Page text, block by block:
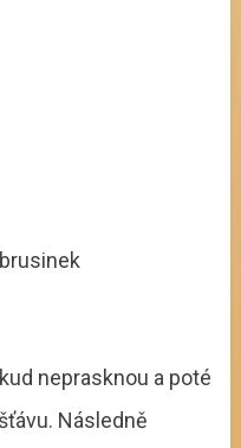
neprasknou a poté
Následně